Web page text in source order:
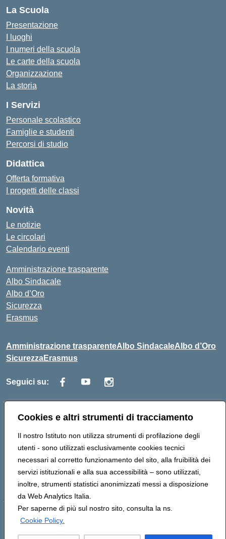
Cookies e altri strumenti di tracciamento
Il nostro Istituto non utilizza strumenti di profilazione degli
utenti - sono utilizzati esclusivamente cookies tecnici
necessari al corretto funzionamento del sito, alla fruibilità dei
servizi istituzionali e alla sua accessibilità – sono utilizzati,
inoltre, strumenti statistici anonimizzati messi a disposizione
da Web Analytics Italia.
Per saperne di più sul nostro sito, consulta la ns.
Cookie Policy.
La Scuola
Presentazione
I luoghi
I numeri della scuola
Le carte della scuola
Organizzazione
La storia
I Servizi
Personale scolastico
Famiglie e studenti
Percorsi di studio
Didattica
Offerta formativa
I progetti delle classi
Novità
Le notizie
Le circolari
Calendario eventi
Amministrazione trasparente
Albo Sindacale
Albo d’Oro
Sicurezza
Erasmus
Amministrazione trasparenteAlbo SindacaleAlbo d’Oro
SicurezzaErasmus
Seguici su:
Indirizzo:Via G. Gentile 4, 71042 Cerignola (FG)
Posta elettronica certificata (PEC):fgtd02000p@pec.istruzione.it
Codice fiscale: 81002930717